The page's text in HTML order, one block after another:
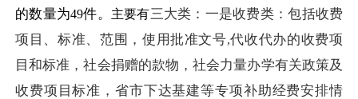
的数量为49件。 主要有三大类：一是收费类：包括收费
项目、标准、范围，使用批准文号,代收代办的收费项
目和标准，社会捐赠的款物，社会力量办学有关政策及
收费项目标准，省市下达基建等专项补助经费安排情